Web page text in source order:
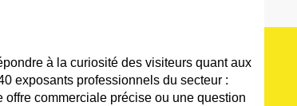
à la curiosité des visiteurs quant aux
exposants professionnels du secteur :
offre commerciale précise ou une question